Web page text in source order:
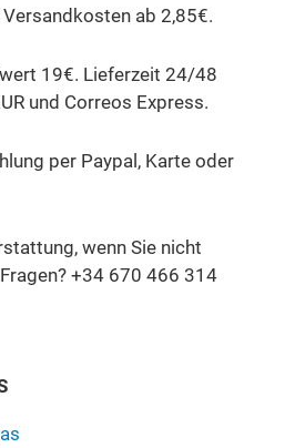
ab 2,85€.
19€. Lieferzeit 24/48
und Correos Express.
per Paypal, Karte oder
wenn Sie nicht
+34 670 466 314